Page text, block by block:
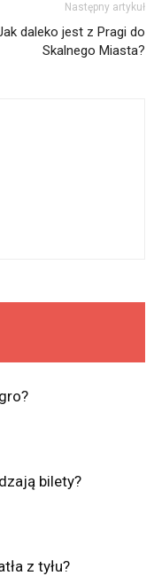
Następny artykuł
daleko jest z Pragi do
Skalnego Miasta?
bilety?
z tyłu?